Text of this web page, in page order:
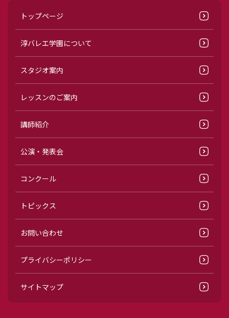
トップページ
淳バレエ学園について
スタジオ案内
レッスンのご案内
講師紹介
公演・発表会
コンクール
トピックス
お問い合わせ
プライバシーポリシー
サイトマップ